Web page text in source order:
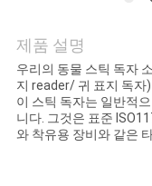
락
주
세
요
제품 설명
우리의 동물 스틱 독자
지 reader/ 귀 표지 독자
이 스틱 독자는 일반적
니다. 그것은 표준
와 착유용 장비와 같은